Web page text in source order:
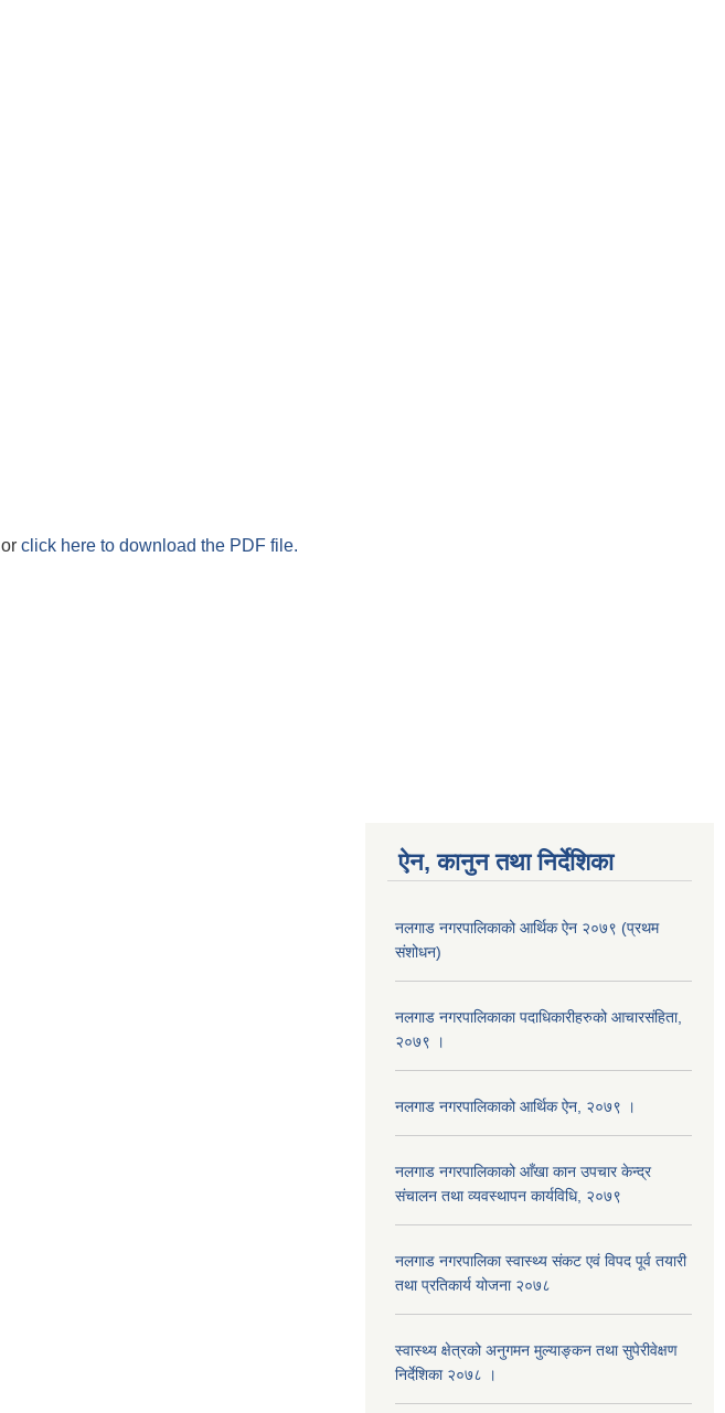
or click here to download the PDF file.
ऐन, कानुन तथा निर्देशिका
नलगाड नगरपालिकाको आर्थिक ऐन २०७९ (प्रथम
संशोधन)
नलगाड नगरपालिकाका पदाधिकारीहरुको आचारसंहिता,
२०७९ ।
नलगाड नगरपालिकाको आर्थिक ऐन, २०७९ ।
नलगाड नगरपालिकाको आँखा कान उपचार केन्द्र
संचालन तथा व्यवस्थापन कार्यविधि, २०७९
नलगाड नगरपालिका स्वास्थ्य संकट एवं विपद पूर्व तयारी
तथा प्रतिकार्य योजना २०७८
स्वास्थ्य क्षेत्रको अनुगमन मुल्याङ्कन तथा सुपेरीवेक्षण
निर्देशिका २०७८ ।